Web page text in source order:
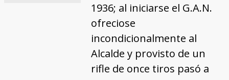
1936; al iniciarse el G.A.N.
ofreciose
incondicionalmente al
Alcalde y provisto de un
rifle de once tiros pasó a